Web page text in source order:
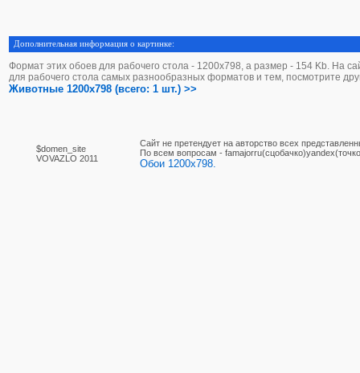
Дополнительная информация о картинке:
Формат этих обоев для рабочего стола - 1200х798, а размер - 154 Kb. На
для рабочего стола самых разнообразных форматов и тем, посмотрите
Животные 1200x798 (всего: 1 шт.) >>
$domen_site
VOVAZLO 2011
Сайт не претендует на авторство всех
По вcем вопросам -
Обои 1200x798.